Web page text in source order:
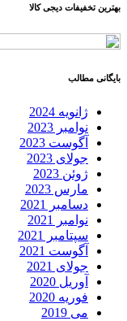
بهترین تخفیفات دیجی کالا
بایگانی مطالب
ژانویه 2024
نوامبر 2023
آگوست 2023
جولای 2023
ژوئن 2023
مارس 2023
دسامبر 2021
نوامبر 2021
سپتامبر 2021
آگوست 2021
جولای 2021
آوریل 2020
فوریه 2020
می 2019